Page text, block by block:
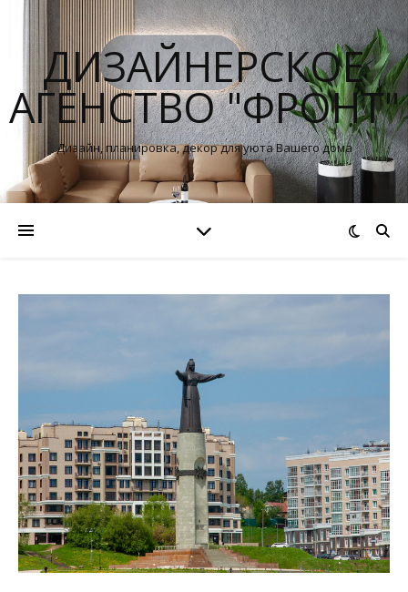
ДИЗАЙНЕРСКОЕ
АГЕНСТВО "ФРОНТ"
Дизайн, планировка, декор для уюта Вашего дома